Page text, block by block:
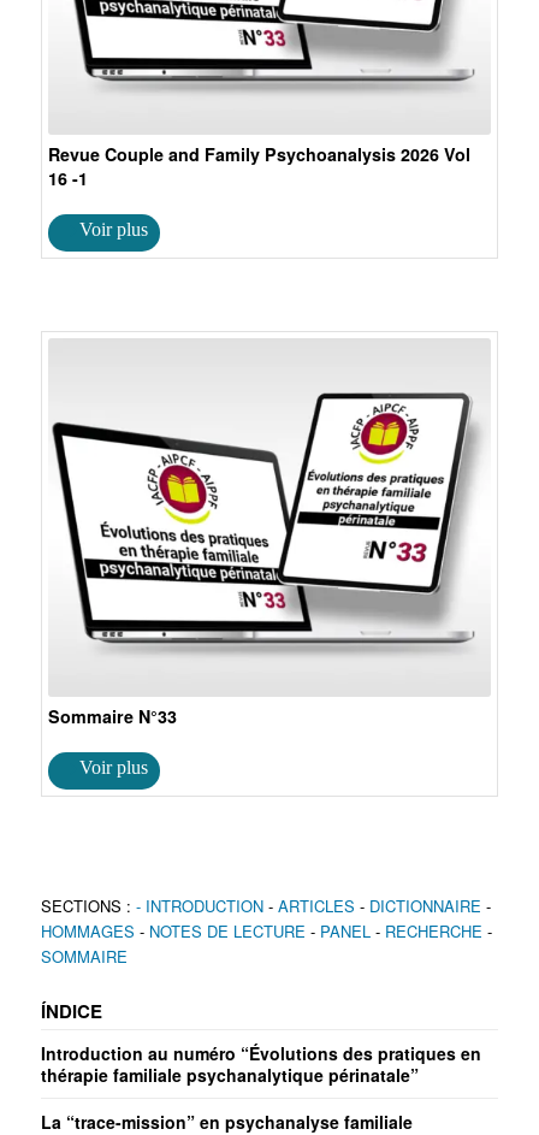
Revue Couple and Family Psychoanalysis 2026 Vol
16 -1
Sommaire N°33
SECTIONS : - INTRODUCTION- ARTICLES - DICTIONNAIRE -
HOMMAGES - NOTES DE LECTURE - PANEL - RECHERCHE -
SOMMAIRE
ÍNDICE
Introduction au numéro “Évolutions des pratiques en
thérapie familiale psychanalytique périnatale”
La “trace-mission” en psychanalyse familiale